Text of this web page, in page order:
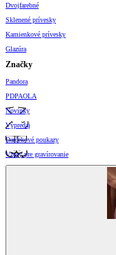
Dvojfarebné
Sklenené prívesky
Kamienkové prívesky
Glazúra
Značky
Pandora
PDPAOLA
Novinky
Výpredaj
Darčekové poukazy
Vzory pre gravírovanie